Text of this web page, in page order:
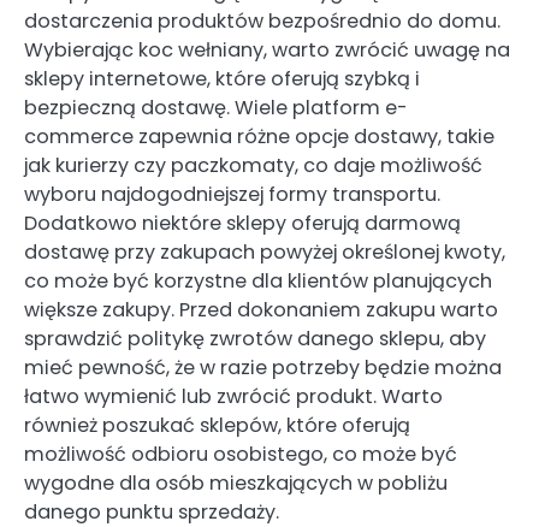
dostarczenia produktów bezpośrednio do domu.
Wybierając koc wełniany, warto zwrócić uwagę na
sklepy internetowe, które oferują szybką i
bezpieczną dostawę. Wiele platform e-
commerce zapewnia różne opcje dostawy, takie
jak kurierzy czy paczkomaty, co daje możliwość
wyboru najdogodniejszej formy transportu.
Dodatkowo niektóre sklepy oferują darmową
dostawę przy zakupach powyżej określonej kwoty,
co może być korzystne dla klientów planujących
większe zakupy. Przed dokonaniem zakupu warto
sprawdzić politykę zwrotów danego sklepu, aby
mieć pewność, że w razie potrzeby będzie można
łatwo wymienić lub zwrócić produkt. Warto
również poszukać sklepów, które oferują
możliwość odbioru osobistego, co może być
wygodne dla osób mieszkających w pobliżu
danego punktu sprzedaży.